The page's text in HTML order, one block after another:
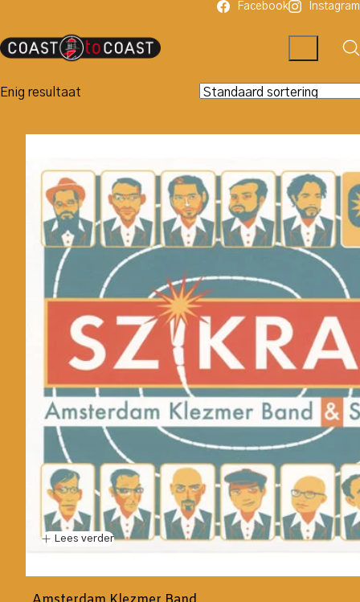
Facebook Instagram
Enig resultaat
Lees verder